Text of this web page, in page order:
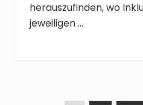
herauszufinden, wo
jeweiligen …